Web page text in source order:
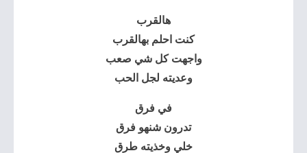
هالقرب
كنت احلم بهالقرب
واجهت كل شي صعب
وعديته لجل الحب
في فرق
تدرون شنهو فرق
خلي وخذيته طرق